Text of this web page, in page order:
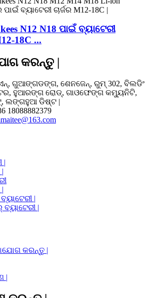
N12 N18 ପାଇଁ ବ୍ୟାଟେରୀ
18C ...
କରନ୍ତୁ |
ଗୁଆଙ୍ଗଡଙ୍ଗ, ଶେନଜେନ୍, ରୁମ୍ 302, ବିଲଡିଂ
ହୁଆରଙ୍ଗ ରୋଡ୍, ଗାଓଫେଙ୍ଗ କମ୍ୟୁନିଟି,
ଲଙ୍ଗହୁଆ ଡିଷ୍ଟ |
18088882379
|
|
|
କରନ୍ତୁ |
|